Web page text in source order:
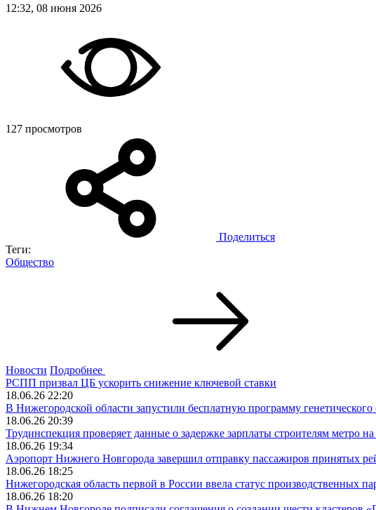
12:32, 08 июня 2026
127 просмотров
Поделиться
Теги:
Общество
Новости Подробнее
РСПП призвал ЦБ ускорить снижение ключевой ставки
18.06.26 22:20
В Нижегородской области запустили бесплатную программу
18.06.26 20:39
Трудинспекция проверяет данные о задержке зарплаты строителям метро
18.06.26 19:34
Аэропорт Нижнего Новгорода завершил отправку пассажиров принятых
18.06.26 18:25
Нижегородская область первой в России ввела статус производственных
18.06.26 18:20